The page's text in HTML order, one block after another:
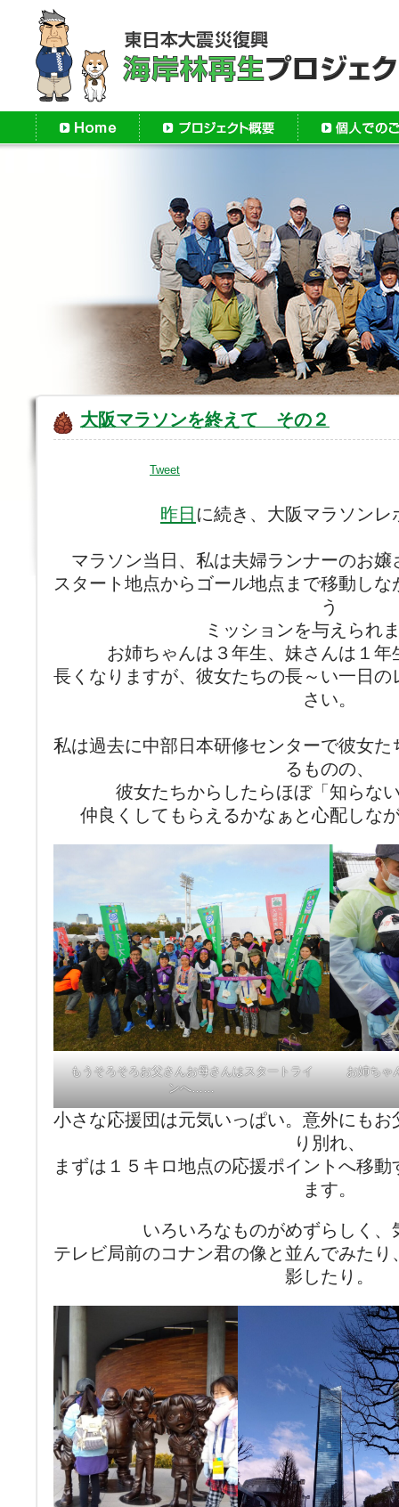
大阪マラソンを終えて その２
Tweet
昨日 に続き、大阪マラソンレ
マラソン当日、私は夫婦ランナーのお
スタート地点からゴール地点まで移動し
う
ミッションを与えられ
お姉ちゃんは３年生、妹さんは１
長くなりますが、彼女たちの長～い一日
さい。
私は過去に中部日本研修センターで彼女
るものの、
彼女たちからしたらほぼ「知ら
仲良くしてもらえるかなぁと心配しな
もうそろそろお父さんお母さんはスタートライ
ンへ……
お姉ちゃ
小さな応援団は元気いっぱい。意外にも
り別れ、
まずは１５キロ地点の応援ポイントへ移
ます。
いろいろなものがめずらしく、
テレビ局前のコナン君の像と並んでみた
影したり。